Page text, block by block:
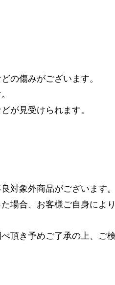
の傷みがございます。
が見受けられます。
対象外商品がございます。
場合、お客様ご自身によ
頂き予めご了承の上、ご検